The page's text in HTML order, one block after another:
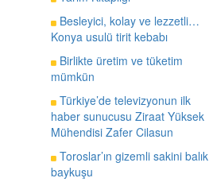
Besleyici, kolay ve lezzetli…
Konya usulü tirit kebabı
Birlikte üretim ve tüketim
mümkün
Türkiye’de televizyonun ilk
haber sunucusu Ziraat Yüksek
Mühendisi Zafer Cilasun
Toroslar’ın gizemli sakini balık
baykuşu